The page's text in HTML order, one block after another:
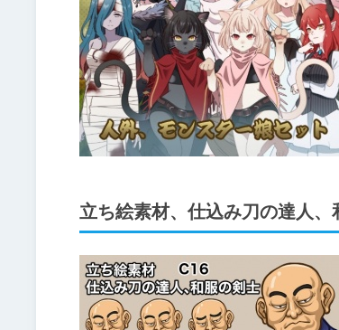
立ち絵素材、仕込み刀の達人、